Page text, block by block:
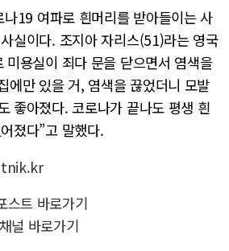
19 여파로 흰머리를 받아들이는 사
실이다. 조지아 자리스(51)라는 영국
미용실이 죄다 문을 닫으면서 염색을
에만 있을 거, 염색을 끊었더니 모발
좋아졌다. 코로나가 끝나도 평생 흰
졌다”고 말했다.
트 바로가기
널 바로가기